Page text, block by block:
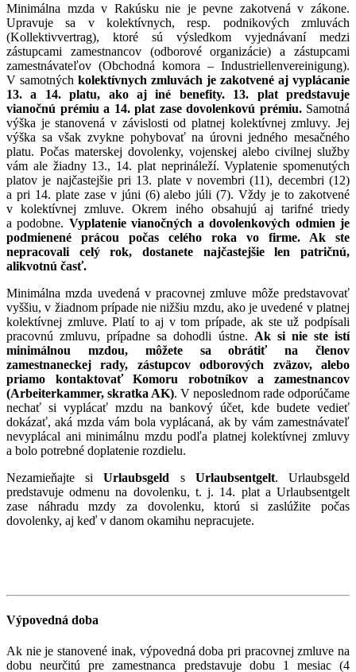
Minimálna mzda v Rakúsku nie je pevne zakotvená v zákone.
Upravuje sa v kolektívnych, resp. podnikových zmluvách
(Kollektivvertrag), ktoré sú výsledkom vyjednávaní medzi
zástupcami zamestnancov (odborové organizácie) a zástupcami
zamestnávateľov (Obchodná komora – Industriellenvereinigung).
V samotných kolektívnych zmluvách je zakotvené aj vyplácanie
13. a 14. platu, ako aj iné benefity.
13. plat predstavuje
vianočnú prémiu a 14. plat zase dovolenkovú prémiu.Samotná
výška je stanovená v závislosti od platnej kolektívnej zmluvy. Jej
výška sa však zvykne pohybovať na úrovni jedného mesačného
platu. Počas materskej dovolenky, vojenskej alebo civilnej služby
vám ale žiadny 13., 14. plat neprináleží. Vyplatenie spomenutých
platov je najčastejšie pri 13. plate v novembri (11), decembri (12)
a pri 14. plate zase v júni (6) alebo júli (7). Vždy je to zakotvené
v kolektívnej zmluve. Okrem iného obsahujú aj tarifné triedy
a podobne. Vyplatenie vianočných a dovolenkových odmien je
podmienené prácou počas celého roka vo firme. Ak ste
nepracovali celý rok, dostanete najčastejšie len patričnú,
alikvotnú časť.
Minimálna mzda uvedená v pracovnej zmluve môže predstavovať
vyššiu, v žiadnom prípade nie nižšiu mzdu, ako je uvedené v platnej
kolektívnej zmluve. Platí to aj v tom prípade, ak ste už podpísali
pracovnú zmluvu, prípadne sa dohodli ústne. Ak si nie ste istí
minimálnou mzdou, môžete sa obrátiť na členov
zamestnaneckej rady, zástupcov odborových zväzov, alebo
priamo kontaktovať Komoru robotníkov a zamestnancov
(Arbeiterkammer, skratka AK). V neposlednom rade odporúčame
nechať si vyplácať mzdu na bankový účet, kde budete vedieť
dokázať, aká mzda vám bola vyplácaná, ak by vám zamestnávateľ
nevyplácal ani minimálnu mzdu podľa platnej kolektívnej zmluvy
a bolo potrebné doplatenie rozdielu.
Nezamieňajte siUrlaubsgeld s Urlaubsentgelt. Urlaubsgeld
predstavuje odmenu na dovolenku, t. j. 14. plat a Urlaubsentgelt
zase náhradu mzdy za dovolenku, ktorú si zaslúžite počas
dovolenky, aj keď v danom okamihu nepracujete.
Výpovedná doba
Ak nie je stanovené inak, výpovedná doba pri pracovnej zmluve na
dobu neurčitú pre zamestnanca predstavuje dobu 1 mesiac (4